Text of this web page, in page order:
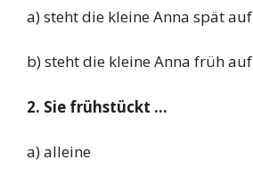
a) steht die kleine Anna spät auf
b) steht die kleine Anna früh auf
2. Sie frühstückt …
a) alleine